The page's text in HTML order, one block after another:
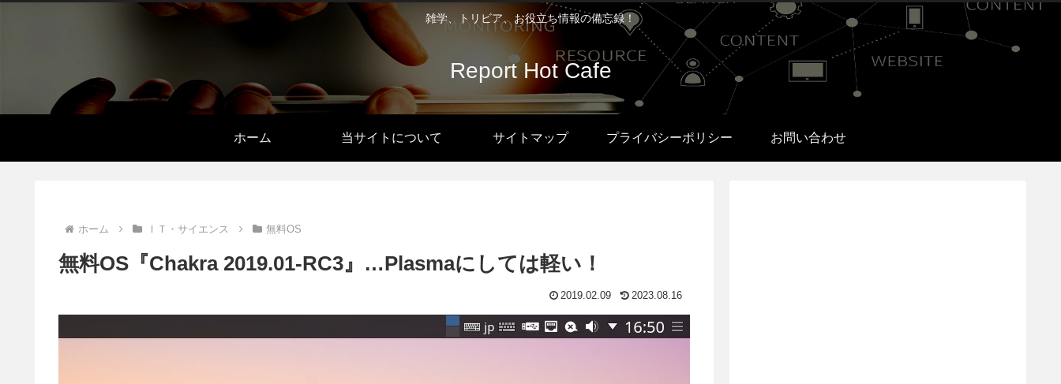
雑学、トリビア、お役立ち情報の備忘録！
Report Hot Cafe
ホーム 当サイトについて サイトマップ プライバシーポリシー お問い合わせ
ホーム ＩＴ・サイエンス 無料OS
無料OS『Chakra 2019.01-RC3』…Plasmaにしては軽い！
2019.02.09 2023.08.16